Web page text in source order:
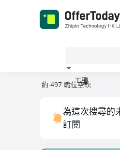
工種
約 497 職位空缺
為這次搜尋的
訂閱